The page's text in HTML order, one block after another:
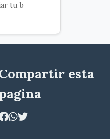
tu b
Compartir esta
pagina